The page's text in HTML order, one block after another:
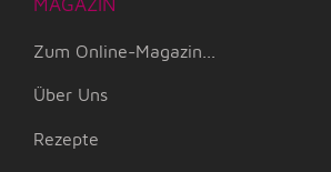
Zum Online-Magazin...
Über Uns
Rezepte